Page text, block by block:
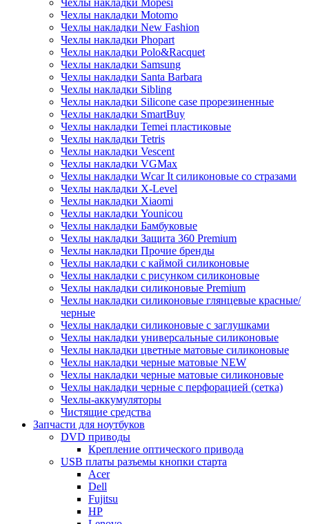
Чехлы накладки Motomo
Чехлы накладки New Fashion
Чехлы накладки Phopart
Чехлы накладки Polo&Racquet
Чехлы накладки Samsung
Чехлы накладки Santa Barbara
Чехлы накладки Sibling
Чехлы накладки Silicone case прорезиненные
Чехлы накладки SmartBuy
Чехлы накладки Temei пластиковые
Чехлы накладки Tetris
Чехлы накладки Vescent
Чехлы накладки VGMax
Чехлы накладки Wcar It силиконовые со стразами
Чехлы накладки X-Level
Чехлы накладки Xiaomi
Чехлы накладки Younicou
Чехлы накладки Бамбуковые
Чехлы накладки Защита 360 Premium
Чехлы накладки Прочие бренды
Чехлы накладки с каймой силиконовые
Чехлы накладки с рисунком силиконовые
Чехлы накладки силиконовые Premium
Чехлы накладки силиконовые глянцевые красные/
черные
Чехлы накладки силиконовые с заглушками
Чехлы накладки универсальные силиконовые
Чехлы накладки цветные матовые силиконовые
Чехлы накладки черные матовые NEW
Чехлы накладки черные матовые силиконовые
Чехлы накладки черные с перфорацией (сетка)
Чехлы-аккумуляторы
Чистящие средства
Запчасти для ноутбуков
DVD приводы
Крепление оптического привода
USB платы разъемы кнопки старта
Acer
Dell
Fujitsu
HP